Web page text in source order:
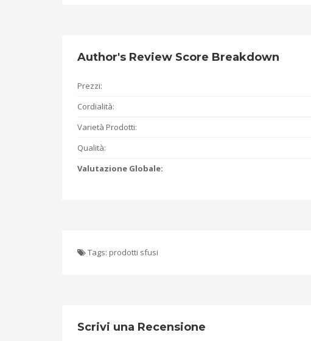
Author's Review Score Breakdown
Prezzi:
Cordialità:
Varietà Prodotti:
Qualità:
Valutazione Globale:
Tags: prodotti sfusi
Scrivi una Recensione